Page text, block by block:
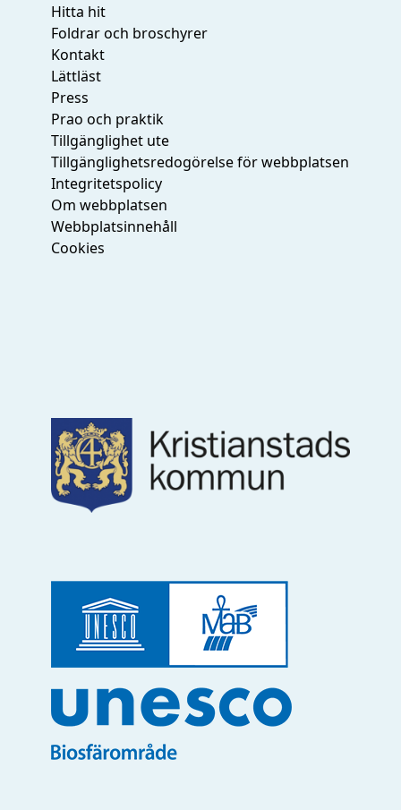
Hitta hit
Foldrar och broschyrer
Kontakt
Lättläst
Press
Prao och praktik
Tillgänglighet ute
Tillgänglighetsredogörelse för webbplatsen
Integritetspolicy
Om webbplatsen
Webbplatsinnehåll
Cookies